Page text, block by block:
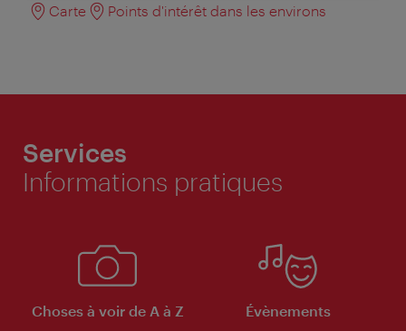
Carte
Points d'intérêt dans les environs
Services
Informations pratiques
Choses à voir de A à Z Évènements